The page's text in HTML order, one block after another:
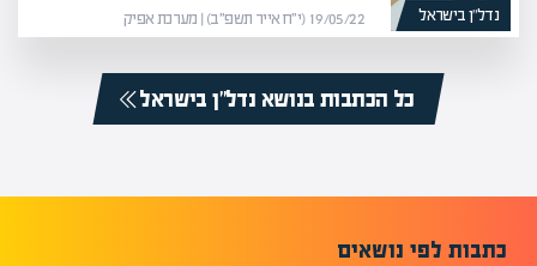
נדל”ן בישראל 19/05/22 (י״ח אייר תשפ״ב) | מערכת אפיק
כל הכתבות בנושא נדל”ן בישראל
כתבות לפי נושאים